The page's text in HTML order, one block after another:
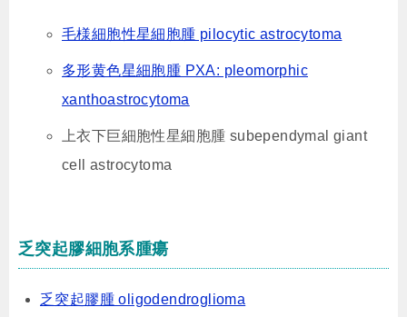
毛様細胞性星細胞腫 pilocytic astrocytoma
多形黄色星細胞腫 PXA: pleomorphic
xanthoastrocytoma
上衣下巨細胞性星細胞腫 subependymal giant
cell astrocytoma
乏突起膠細胞系腫瘍
乏突起膠腫 oligodendroglioma